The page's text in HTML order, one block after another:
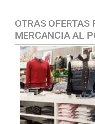
OTRAS OFERTAS
MERCANCIA AL
ROPA
Este lote puede
Polo
Ralph Lauren, Tommy